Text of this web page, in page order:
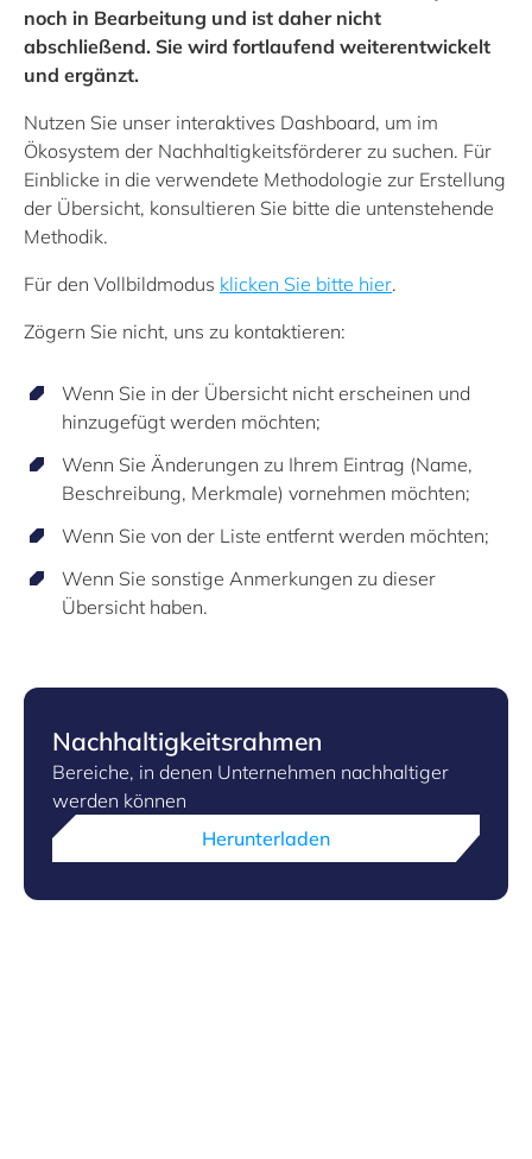
noch in Bearbeitung und ist daher nicht
abschließend. Sie wird fortlaufend weiterentwickelt
und ergänzt.
Nutzen Sie unser interaktives Dashboard, um im
Ökosystem der Nachhaltigkeitsförderer zu suchen. Für
Einblicke in die verwendete Methodologie zur Erstellung
der Übersicht, konsultieren Sie bitte die untenstehende
Methodik.
Für den Vollbildmodus klicken Sie bitte hier.
Zögern Sie nicht, uns zu kontaktieren:
Wenn Sie in der Übersicht nicht erscheinen und
hinzugefügt werden möchten;
Wenn Sie Änderungen zu Ihrem Eintrag (Name,
Beschreibung, Merkmale) vornehmen möchten;
Wenn Sie von der Liste entfernt werden möchten;
Wenn Sie sonstige Anmerkungen zu dieser
Übersicht haben.
Nachhaltigkeitsrahmen
Bereiche, in denen Unternehmen nachhaltiger
werden können
Herunterladen